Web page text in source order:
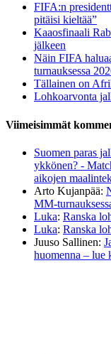
FIFA:n
pitäisi kieltää”
Kaaosfinaali
jälkeen
Näin FIFA
turnauksessa
Tällainen on
Lohkoarvonta
Viimeisimmät
Suomen paras
ykkönen? -
aikojen
Arto Kujanpää:
MM-
Luka: Ranska
Luka: Ranska
Juuso Sallinen:
huomenna – lue